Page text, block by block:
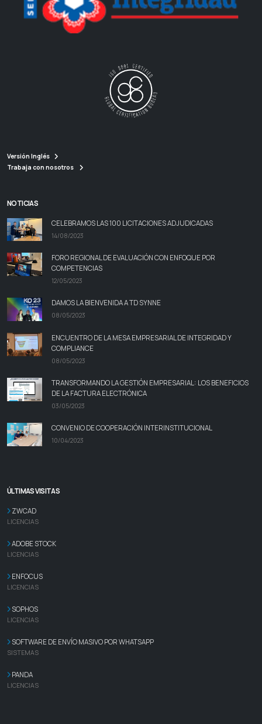
Versión Inglés
Trabaja con nosotros
NOTICIAS
CELEBRAMOS LAS 100 LICITACIONES ADJUDICADAS
14/08/2023
FORO REGIONAL DE EVALUACIÓN CON ENFOQUE POR
COMPETENCIAS
12/05/2023
DAMOS LA BIENVENIDA A TD SYNNE
08/05/2023
ENCUENTRO DE LA MESA EMPRESARIAL DE INTEGRIDAD Y
COMPLIANCE
08/05/2023
TRANSFORMANDO LA GESTIÓN EMPRESARIAL: LOS BENEFICIOS
DE LA FACTURA ELECTRÓNICA
03/05/2023
CONVENIO DE COOPERACIÓN INTERINSTITUCIONAL
10/04/2023
ÚLTIMAS VISITAS
ZWCAD
LICENCIAS
ADOBE STOCK
LICENCIAS
ENFOCUS
LICENCIAS
SOPHOS
LICENCIAS
SOFTWARE DE ENVÍO MASIVO POR WHATSAPP
SISTEMAS
PANDA
LICENCIAS